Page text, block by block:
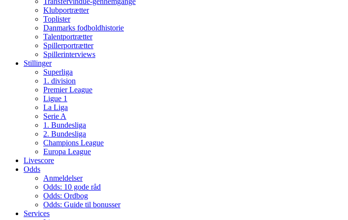
Klubportrætter
Toplister
Danmarks fodboldhistorie
Talentportrætter
Spillerportrætter
Spillerinterviews
Stillinger
Superliga
1. division
Premier League
Ligue 1
La Liga
Serie A
1. Bundesliga
2. Bundesliga
Champions League
Europa League
Livescore
Odds
Anmeldelser
Odds: 10 gode råd
Odds: Ordbog
Odds: Guide til bonusser
Services